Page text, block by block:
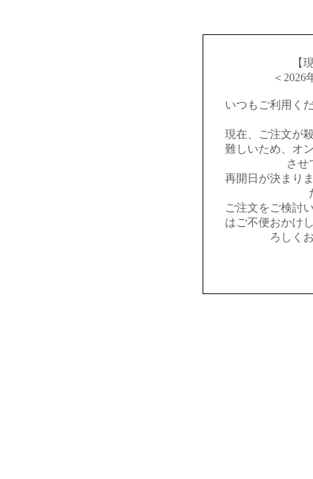
【
＜2026
いつもご利用く
現在、ご注文が
難しいため、オ
させ
再開日が決まり
ご注文をご検討
はご不便おかけ
ろしく